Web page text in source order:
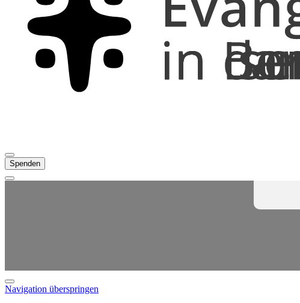
Spenden
Navigation überspringen